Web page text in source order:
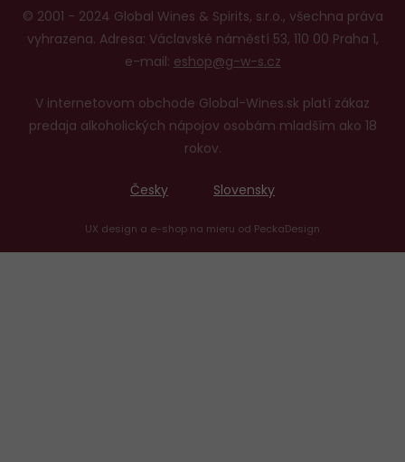
© 2001 - 2024 Global Wines & Spirits, s.r.o., všechna práva
vyhrazena. Adresa: Václavské náměstí 53, 110 00 Praha 1,
e-mail: eshop@g-w-s.cz
V internetovom obchode Global-Wines.sk platí zákaz
predaja alkoholických nápojov osobám mladším ako 18
rokov.
Česky Slovensky
UX design a e-shop na mieru od PeckaDesign